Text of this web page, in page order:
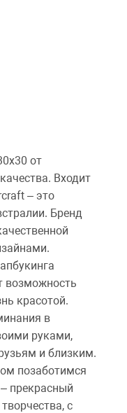
от
Входит
– это
Бренд
возможность
красотой.
в
руками,
и близким.
позаботимся
прекрасный
с